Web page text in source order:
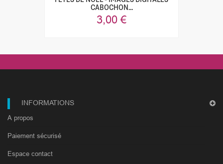
CABOCHON...
3,00 €
INFORMATIONS
A propos
Paiement sécurisé
Espace contact